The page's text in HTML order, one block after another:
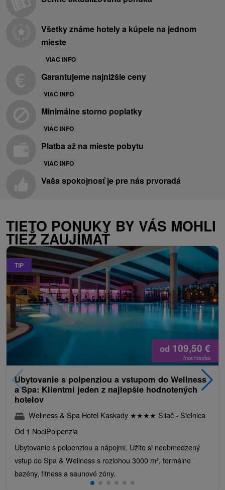
Všetky známe hotely a kúpele na jednom
mieste
VIAC INFO
Garantujeme najnižšie ceny
VIAC INFO
Minimálne storno poplatky
VIAC INFO
Platba až na mieste pobytu
VIAC INFO
Vaša spokojnosť je pre nás prvoradá
TIETO PONUKY BY VÁS MOHLI
TIEŽ ZAUJÍMAŤ
TIP
od 109,50 €
/noc/osoba
Ubytovanie s polpenziou a vstupom do Wellness
a Spa: Klientmi jeden z najlepšie hodnotených
hotelov
Wellness & Spa Hotel Kaskady ★★★★ Sliač - Sielnica
Od 1 NociPolpenzia
Ubytovanie s polpenziou a nápojmi. Užite si neobmedzený
vstup do Spa & Wellness s rozlohou 3000 m², termálne
bazény, fitness a saunové zóny.